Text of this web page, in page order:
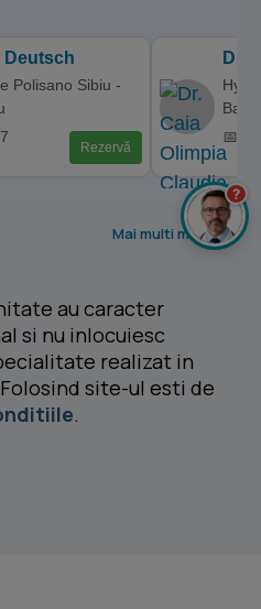
Deutsch
Polisano Sibiu -
Rezervă
Dr.
📅
Mai multi medici >
au caracter
si nu inlocuiesc
realizat in
site-ul esti de
.
?